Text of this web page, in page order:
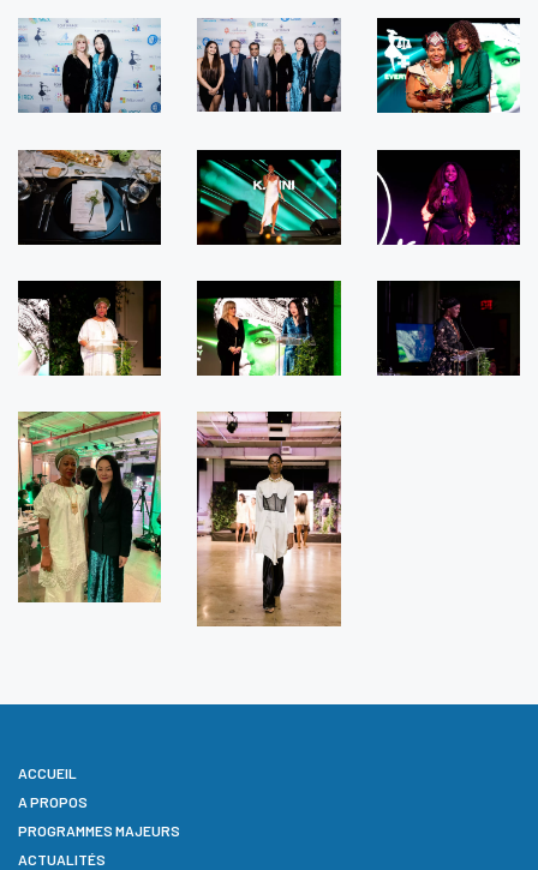
ACCUEIL
A PROPOS
PROGRAMMES MAJEURS
ACTUALITÉS